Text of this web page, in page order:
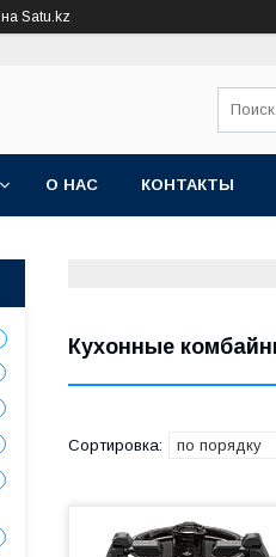
на Satu.kz
О НАС КОНТАКТЫ
Кухонные